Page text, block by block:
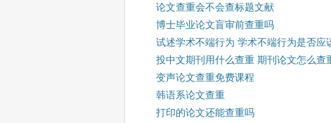
论文查重会不会查标题文献
博士毕业论文盲审前查重吗
试述学术不端行为 学术不端行为是否应
投中文期刊用什么查重 期刊论文怎么查
变声论文查重免费课程
韩语系论文查重
打印的论文还能查重吗